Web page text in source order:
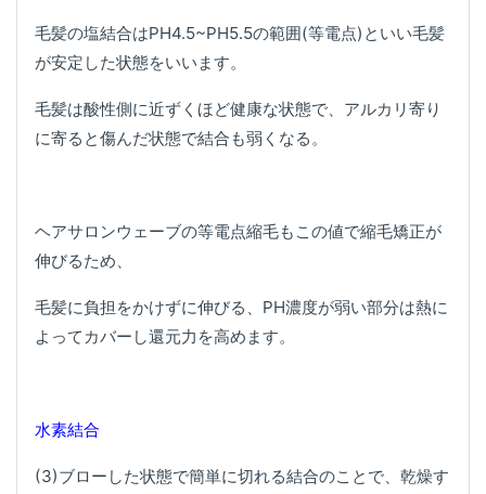
毛髪の塩結合はPH4.5~PH5.5の範囲(等電点)といい毛髪
が安定した状態をいいます。
毛髪は酸性側に近ずくほど健康な状態で、アルカリ寄り
に寄ると傷んだ状態で結合も弱くなる。
ヘアサロンウェーブの等電点縮毛もこの値で縮毛矯正が
伸びるため、
毛髪に負担をかけずに伸びる、PH濃度が弱い部分は熱に
よってカバーし還元力を高めます。
水素結合
(3)ブローした状態で簡単に切れる結合のことで、乾燥す